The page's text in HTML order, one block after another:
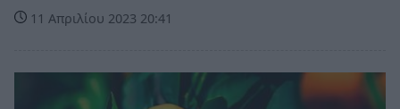
11 Απριλίου 2023 20:41